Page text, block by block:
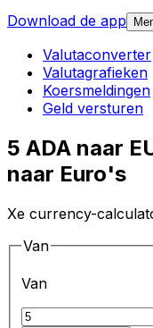
Download de app
Valutaconverter
Valutagrafieken
Koersmeldingen
Geld versturen
5 ADA naar
naar Euro's
Xe currency-
Van
Van